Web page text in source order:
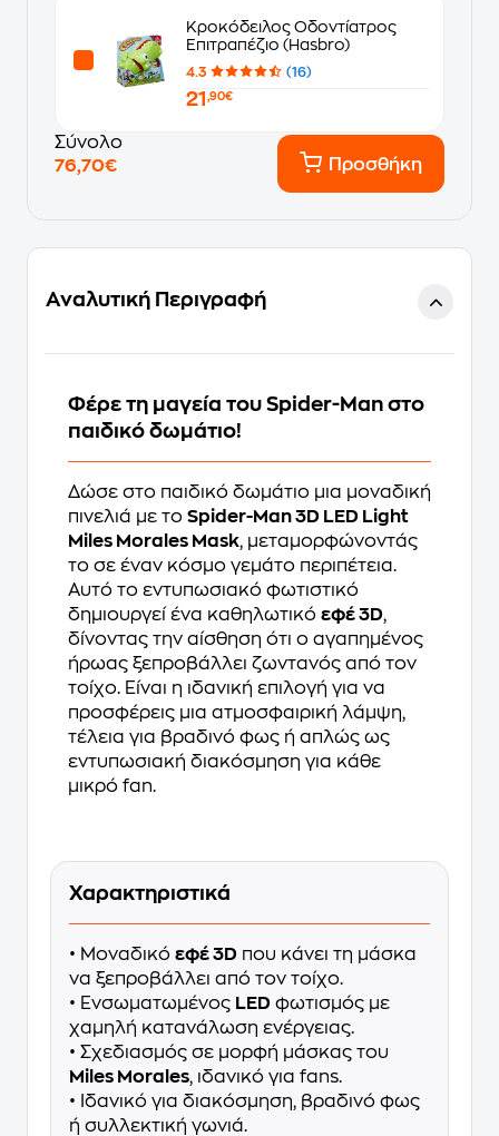
Κροκόδειλος Οδοντίατρος
Επιτραπέζιο (Hasbro)
4.3 (16)
21 ,90€
Σύνολο
76,70€
Προσθήκη
Αναλυτική Περιγραφή
Φέρε τη μαγεία του Spider-Man στο
παιδικό δωμάτιο!
Δώσε στο παιδικό δωμάτιο μια μοναδική
πινελιά με το Spider-Man 3D LED Light
Miles Morales Mask, μεταμορφώνοντάς
το σε έναν κόσμο γεμάτο περιπέτεια.
Αυτό το εντυπωσιακό φωτιστικό
δημιουργεί ένα καθηλωτικό εφέ 3D,
δίνοντας την αίσθηση ότι ο αγαπημένος
ήρωας ξεπροβάλλει ζωντανός από τον
τοίχο. Είναι η ιδανική επιλογή για να
προσφέρεις μια ατμοσφαιρική λάμψη,
τέλεια για βραδινό φως ή απλώς ως
εντυπωσιακή διακόσμηση για κάθε
μικρό fan.
Χαρακτηριστικά
• Μοναδικό εφέ 3D που κάνει τη μάσκα
να ξεπροβάλλει από τον τοίχο.
• Ενσωματωμένος LED φωτισμός με
χαμηλή κατανάλωση ενέργειας.
• Σχεδιασμός σε μορφή μάσκας του
Miles Morales, ιδανικό για fans.
• Ιδανικό για διακόσμηση, βραδινό φως
ή συλλεκτική γωνιά.